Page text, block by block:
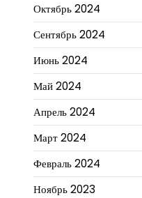
Октябрь 2024
Сентябрь 2024
Июнь 2024
Май 2024
Апрель 2024
Март 2024
Февраль 2024
Ноябрь 2023